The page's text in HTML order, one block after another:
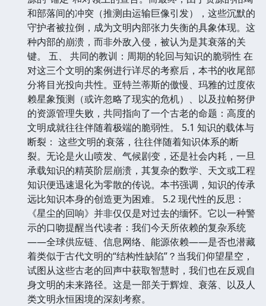
和部落间的冲突（推测由运输巨像引发），这些沉默的
守护者被拉倒，成为文明内部张力失衡的具象体现。这
种内部的崩溃，而非外敌入侵，被认为是其衰落的关
键。 五、 共同的教训：周期的轮回与知识的脆弱性 在
对这三个文明的案例进行详尽的考察后，本书的收尾部
分将目光投向共性。亚特兰蒂斯的傲慢、玛雅的过度依
赖星象预测（或许忽略了现实的危机）、以及拉帕努伊
的资源管理失败，共同指向了一个古老的命题：高度的
文明成就往往伴随着极端的脆弱性。 5.1 知识的载体与
断裂： 这些文明的衰落，往往伴随着知识体系的断
裂。无论是火山喷发、气候剧变，还是社会内耗，一旦
承载知识的精英阶层崩溃，其复杂的数学、天文或工程
知识便迅速退化为零散的传说。本书强调，知识的传承
远比知识本身的创造更为困难。 5.2 现代性的反思：
《星尘的回响》并非仅仅是对过去的缅怀。它以一种警
示的口吻提醒当代读者：我们今天所依赖的复杂系统
——全球供应链、信息网络、能源依赖——是否也潜藏
着类似于古代文明的“结构性缺陷”？当我们仰望星空，
试图从这些古老的回声中获取智慧时，我们也在反观自
身文明的未来路径。这是一部关于辉煌、衰落、以及人
类文明永恒困境的深刻考察。